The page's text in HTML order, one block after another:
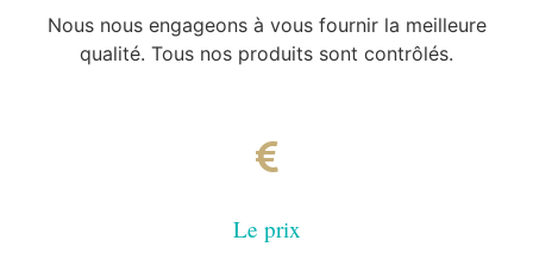
Nous nous engageons à vous fournir la meilleure
qualité. Tous nos produits sont contrôlés.
Le prix